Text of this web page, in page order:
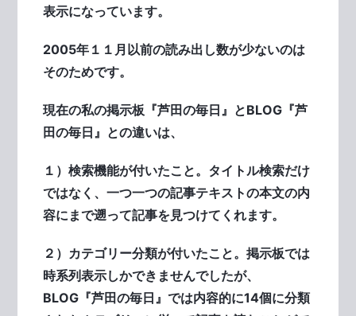
表示になっています。
2005年１１月以前の読み出し数が少ないのは
そのためです。
現在の私の掲示板『芦田の毎日』とBLOG『芦
田の毎日』との違いは、
１）検索機能が付いたこと。タイトル検索だけ
ではなく、一つ一つの記事テキストの本文の内
容にまで遡って記事を見つけてくれます。
２）カテゴリー分類が付いたこと。掲示板では
時系列表示しかできませんでしたが、
BLOG『芦田の毎日』では内容的に14個に分類